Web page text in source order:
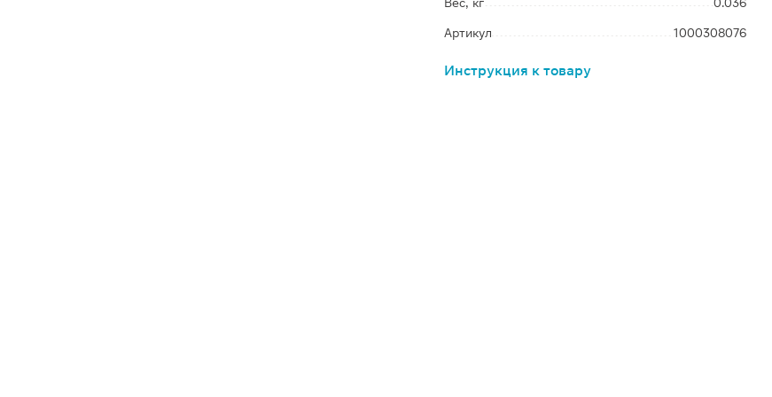
Артикул 1000308076
Инструкция к товару